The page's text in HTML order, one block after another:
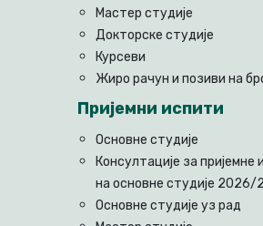
Мастер студије
Докторске студије
Курсеви
Жиро рачун и позиви на
Пријемни испити
Основне студије
Консултације за пријемне
на основне студије 2026/
Основне студије уз рад